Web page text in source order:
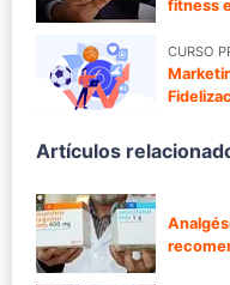
fitness
CURSO
Artículos